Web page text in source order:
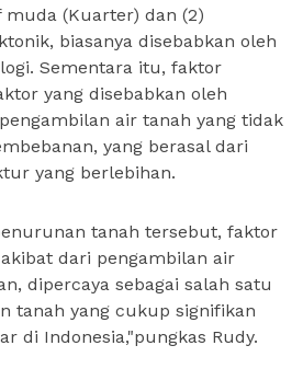
(Kuarter) dan (2)
biasanya disebabkan oleh
Sementara itu, faktor
yang disebabkan oleh
air tanah yang tidak
yang berasal dari
yang berlebihan.
tanah tersebut, faktor
dari pengambilan air
dipercaya sebagai salah satu
tanah yang cukup signifikan
di Indonesia,"pungkas Rudy.